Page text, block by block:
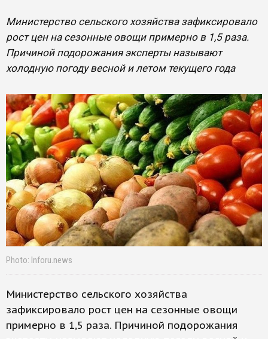
Министерство сельского хозяйства зафиксировало
рост цен на сезонные овощи примерно в 1,5 раза.
Причиной подорожания эксперты называют
холодную погоду весной и летом текущего года
Photo: Inforu.news
Министерство сельского хозяйства
зафиксировало рост цен на сезонные овощи
примерно в 1,5 раза. Причиной подорожания